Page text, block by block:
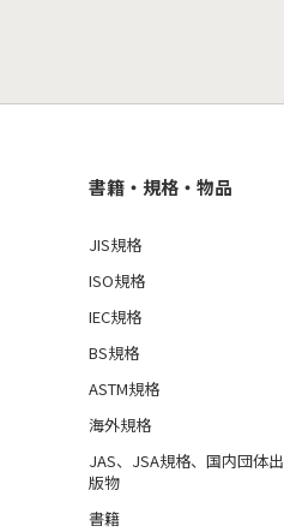
書籍・規格・物品
JIS規格
ISO規格
IEC規格
BS規格
ASTM規格
海外規格
JAS、JSA規格、国内団体出
版物
書籍